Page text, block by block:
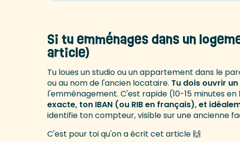
Si tu emménages dans un
article)
Tu loues un studio ou un appartement dans le
ou au nom de l'ancien locataire. Tu dois ouvrir
l'emménagement. C'est rapide (10-15 minutes
exacte, ton IBAN (ou RIB en français), et
identifie ton compteur, visible sur une ancienne
C'est pour toi qu'on a écrit cet article 🙌